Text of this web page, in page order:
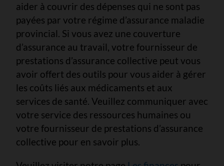
aider à couvrir des dépenses qui ne sont pas
payées par votre régime d’assurance maladie
provincial. Si vous avez une couverture
d’assurance au travail, votre fournisseur de
prestations d’assurance collective peut vous
avoir offert des outils pour vous aider à gérer
les coûts liés aux médicaments et aux
services de santé. Veuillez communiquer avec
votre service des ressources humaines ou
votre fournisseur de prestations d’assurance
collective pour en savoir plus.